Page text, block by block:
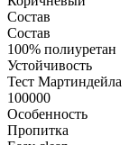
Состав
Состав
100% полиуретан
Устойчивость
Тест Мартиндейла
100000
Особенность
Пропитка